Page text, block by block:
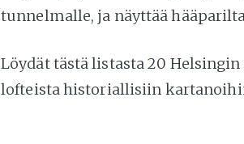
tunnelmalle, ja näyttää
Löydät tästä listasta 20
lofteista historiallisiin